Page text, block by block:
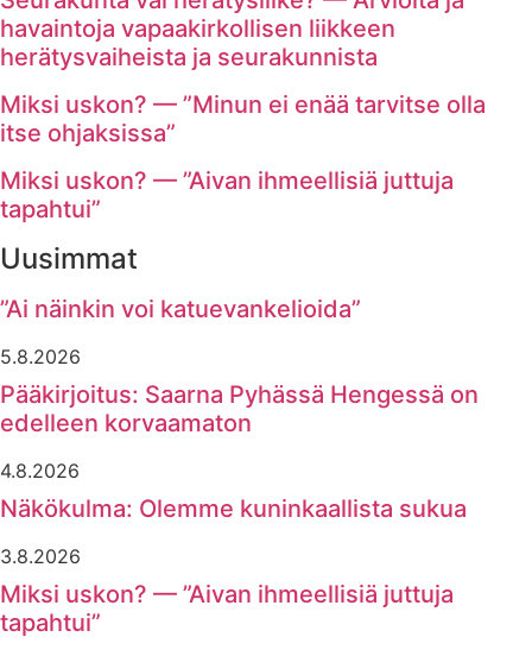
havaintoja vapaakirkollisen liikkeen
herätysvaiheista ja seurakunnista
Miksi uskon? — ”Minun ei enää tarvitse olla
itse ohjaksissa”
Miksi uskon? — ”Aivan ihmeellisiä juttuja
tapahtui”
Uusimmat
”Ai näinkin voi katuevankelioida”
5.8.2026
Pääkirjoitus: Saarna Pyhässä Hengessä on
edelleen korvaamaton
4.8.2026
Näkökulma: Olemme kuninkaallista sukua
3.8.2026
Miksi uskon? — ”Aivan ihmeellisiä juttuja
tapahtui”